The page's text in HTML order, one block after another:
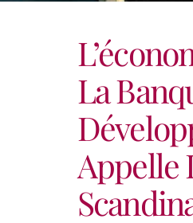
La
Appelle